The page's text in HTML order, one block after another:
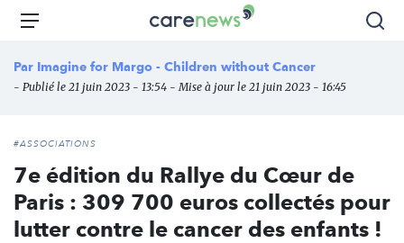
Aller
principal
Carenews,
média
des
Menu
Par Imagine for Margo - Children without Cancer
- Publié le 21 juin 2023 - 13:54 - Mise à jour le 21 juin 2023 - 16:45
#ASSOCIATIONS
7e édition du Rallye du Cœur de
Paris : 309 700 euros collectés pour
lutter contre le cancer des enfants !